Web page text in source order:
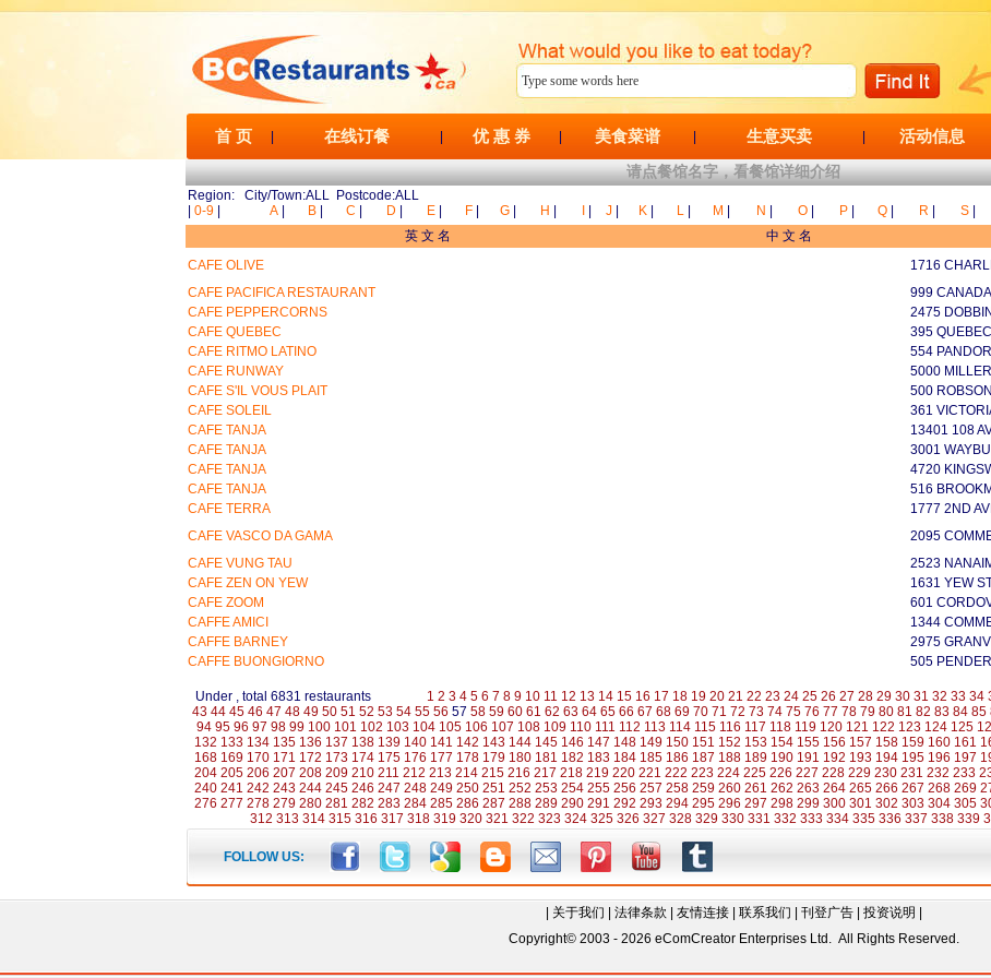
首 页 在线订餐 优 惠 券 美食菜谱 生意买卖 活动信息
请点餐馆名字，看餐馆详细介绍
Region: City/Town:ALL Postcode:ALL
0-9 A B C D E F G H J K L M N O P Q R S
英 文 名
中 文 名
CAFE OLIVE
1716
CAFE PACIFICA RESTAURANT
999
CAFE PEPPERCORNS
2475
CAFE QUEBEC
395
CAFE RITMO LATINO
554
CAFE RUNWAY
5000
CAFE S'IL VOUS PLAIT
500
CAFE SOLEIL
361
CAFE TANJA
13401 108
CAFE TANJA
3001
CAFE TANJA
4720
CAFE TANJA
516
CAFE TERRA
1777 2ND
CAFE VASCO DA GAMA
2095
CAFE VUNG TAU
2523
CAFE ZEN ON YEW
1631 YEW
CAFE ZOOM
601
CAFFE AMICI
1344
CAFFE BARNEY
2975
CAFFE BUONGIORNO
505
Under , total 6831 restaurants 1 2 3 4 5 6 7 8 9 10 11 12 13 14 15 16 17 18 19 20 21 22 23 24 25 26 27 28 29 30 31 32 33 34
43 44 45 46 47 48 49 50 51 52 53 54 55 56 57 58 59 60 61 62 63 64 65 66 67 68 69 70 71 72 73 74 75 76 77 78 79 80 81 82 83 84 85
94 95 96 97 98 99 100 101 102 103 104 105 106 107 108 109 110 111 112 113 114 115 116 117 118 119 120 121 122 123 124 125
132 133 134 135 136 137 138 139 140 141 142 143 144 145 146 147 148 149 150 151 152 153 154 155 156 157 158 159 160 161
168 169 170 171 172 173 174 175 176 177 178 179 180 181 182 183 184 185 186 187 188 189 190 191 192 193 194 195 196 197
204 205 206 207 208 209 210 211 212 213 214 215 216 217 218 219 220 221 222 223 224 225 226 227 228 229 230 231 232 233
240 241 242 243 244 245 246 247 248 249 250 251 252 253 254 255 256 257 258 259 260 261 262 263 264 265 266 267 268 269
276 277 278 279 280 281 282 283 284 285 286 287 288 289 290 291 292 293 294 295 296 297 298 299 300 301 302 303 304 305
312 313 314 315 316 317 318 319 320 321 322 323 324 325 326 327 328 329 330 331 332 333 334 335 336 337 338 339
FOLLOW US:
关于我们 法律条款 友情连接| 联系我们 刊登广告| 投资说明
Copyright© 2003 - 2026 eComCreator Enterprises Ltd. All Rights Reserved.